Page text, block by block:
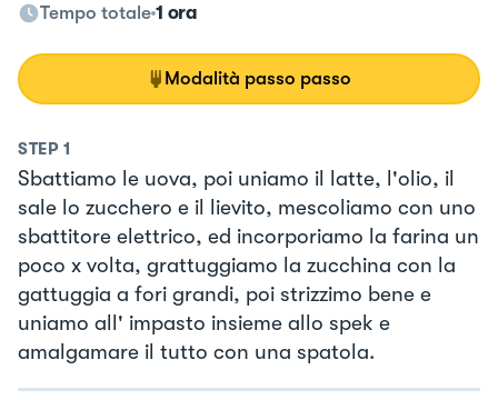
Tempo totale 1 ora
Modalità passo passo
STEP 1
Sbattiamo le uova, poi uniamo il latte, l'olio, il
sale lo zucchero e il lievito, mescoliamo con uno
sbattitore elettrico, ed incorporiamo la farina un
poco x volta, grattuggiamo la zucchina con la
gattuggia a fori grandi, poi strizzimo bene e
uniamo all' impasto insieme allo spek e
amalgamare il tutto con una spatola.